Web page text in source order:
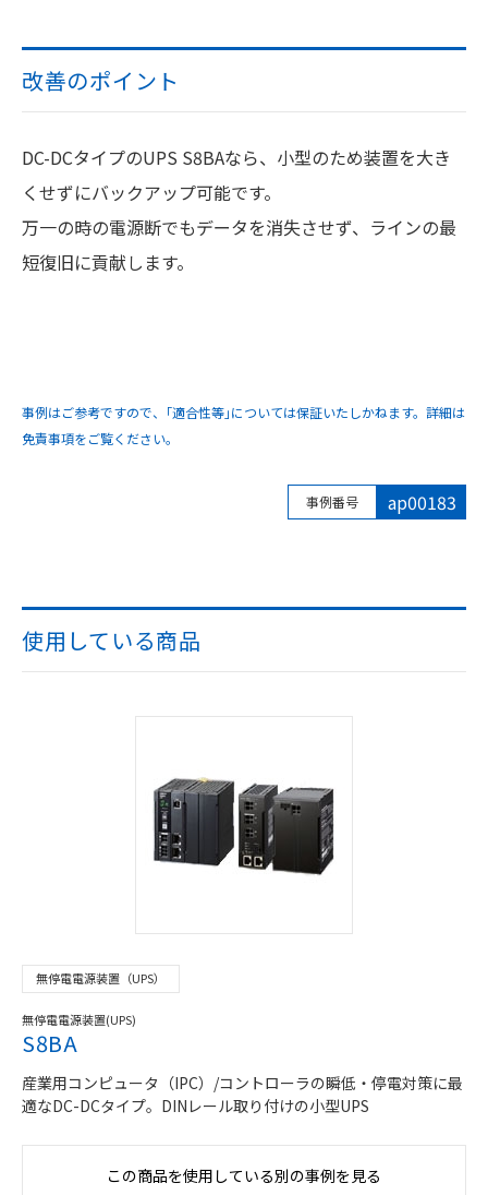
改善のポイント
DC-DCタイプのUPS S8BAなら、小型のため装置を大き
くせずにバックアップ可能です。
万一の時の電源断でもデータを消失させず、ラインの最
短復旧に貢献します。
事例はご参考ですので、｢適合性等｣については保証いたしかねます。詳細は
免責事項をご覧ください。
事例番号 ap00183
使用している商品
無停電電源装置(UPS)
S8BA
産業用コンピュータ（IPC）/コントローラの瞬低・停電対策に最
適なDC-DCタイプ。DINレール取り付けの小型UPS
無停電電源装置（UPS）
この商品を使用している別の事例を見る